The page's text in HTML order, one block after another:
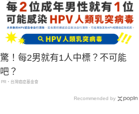
驚！每2男就有1人中標？不可能
吧？
PR・台灣癌症基金會
Recommended by